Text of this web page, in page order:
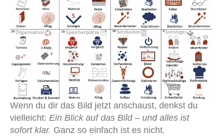
Wenn du dir das Bild jetzt anschaust, denkst du
vielleicht: Ein Blick auf das Bild – und alles ist
sofort klar. Ganz so einfach ist es nicht.